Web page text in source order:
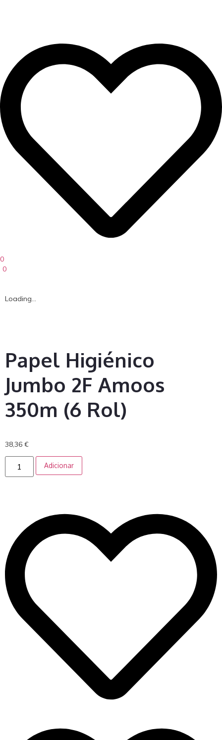
0
0
Loading...
Papel Higiénico
Jumbo 2F Amoos
350m (6 Rol)
38,36 €
Adicionar